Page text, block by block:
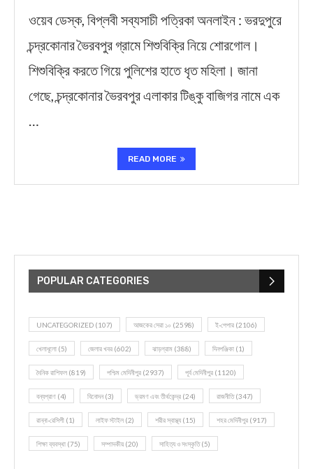
ওয়েব ডেস্ক, বিপ্লবী সব্যসাচী পত্রিকা অনলাইন : ভরদুপুরে
চন্দ্রকোনার ভৈরবপুর গ্রামে শিশুবিক্রি নিয়ে শোরগোল।
শিশুবিক্রি করতে গিয়ে পুলিশের হাতে ধৃত মহিলা। জানা
গেছে, চন্দ্রকোনার ভৈরবপুর এলাকার টিঙ্কু বাজিগর নামে এক
…
READ MORE
POPULAR CATEGORIES
UNCATEGORIZED (107) আজকের সেরা ১০ (2598) ই-পেপার (2106)
খেলাধূলো (5) জেলার খবর (602) ঝাড়গ্রাম (388) দিনপঞ্জিকা (1)
দৈনিক রাশিফল (819) পশ্চিম মেদিনীপুর (2937) পূর্ব মেদিনীপুর (1120)
বন্যপ্রাণ (4) বিনোদন(3) ভ্রমণ এবং তীর্থকেন্দ্র (24) রাজনীতি(347)
রান্না-রেসিপী (1) লাইফ স্টাইল (2) শরীর স্বাস্থ্য (15) শহর মেদিনীপুর (917)
শিক্ষা ব্যবস্থা (75) সম্পাদকীয় (20) সাহিত্য ও সংস্কৃতি(5)